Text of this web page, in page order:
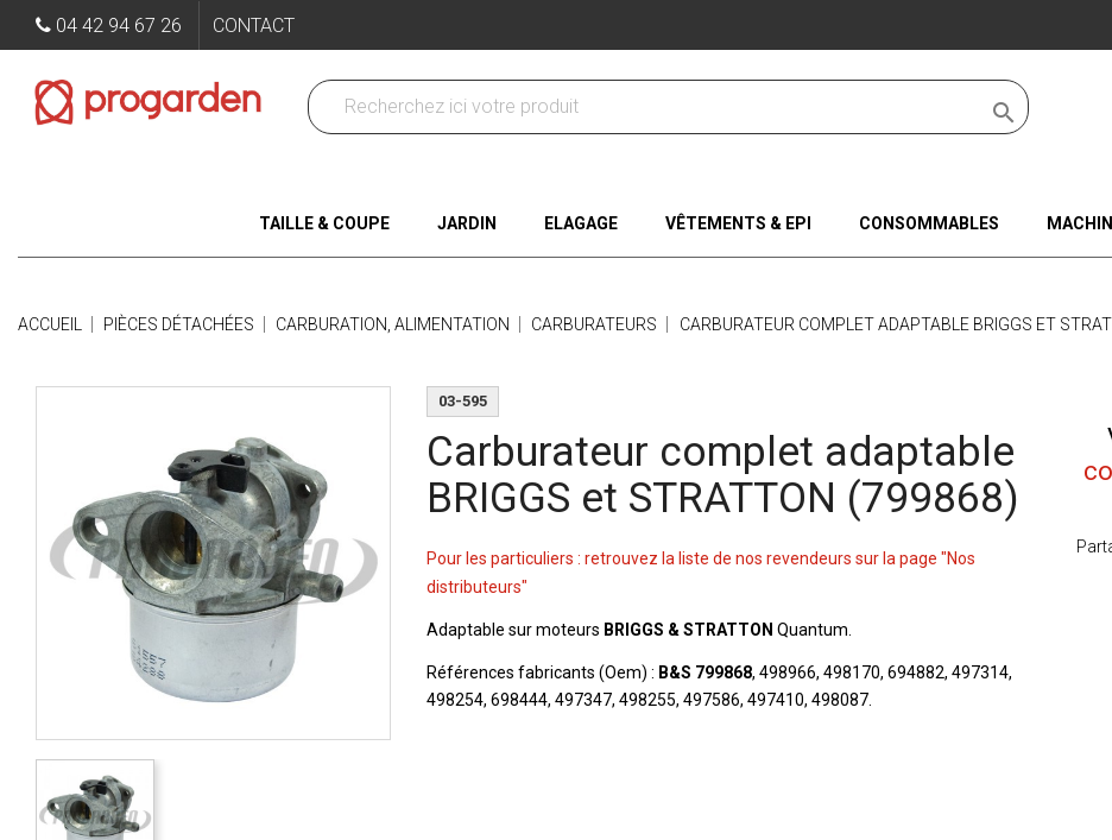
04 42 94 67 26 CONTACT

TAILLE & COUPE JARDIN ELAGAGE VÊTEMENTS & EPI CONSOMMABLES
ACCUEIL PIÈCES DÉTACHÉES CARBURATION, ALIMENTATION CARBURATEURS CARBURATEUR COMPLET ADAPTABLE BRIGGS ET
03-595
Carburateur complet adaptable
BRIGGS et STRATTON (799868)
Pour les particuliers : retrouvez la liste de nos revendeurs sur la page "Nos
distributeurs"
Adaptable sur moteurs BRIGGS & STRATTON Quantum.
Références fabricants (Oem) : B&S 799868, 498966, 498170, 694882, 497314,
498254, 698444, 497347, 498255, 497586, 497410, 498087.